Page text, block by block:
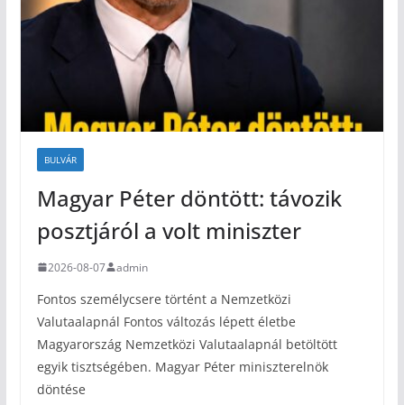
BULVÁR
Magyar Péter döntött: távozik
posztjáról a volt miniszter
2026-08-07 admin
Fontos személycsere történt a Nemzetközi
Valutaalapnál Fontos változás lépett életbe
Magyarország Nemzetközi Valutaalapnál betöltött
egyik tisztségében. Magyar Péter miniszterelnök
döntése